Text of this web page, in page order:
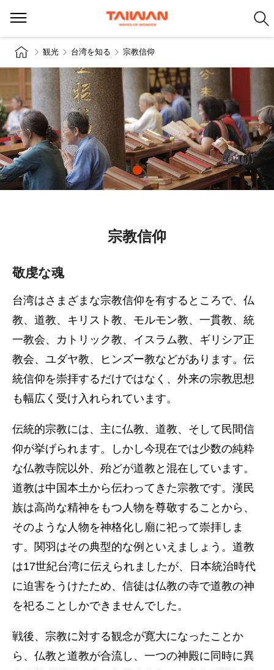
観光 台湾を知る 宗教信仰
宗教信仰
敬虔な魂
台湾はさまざまな宗教信仰を有するところで、仏
教、道教、キリスト教、モルモン教、一貫教、統
一教会、カトリック教、イスラム教、ギリシア正
教会、ユダヤ教、ヒンズー教などがあります。伝
統信仰を崇拝するだけではなく、外来の宗教思想
も幅広く受け入れられています。
伝統的宗教には、主に仏教、道教、そして民間信
仰が挙げられます。しかし今現在では少数の純粋
な仏教寺院以外、殆どが道教と混在しています。
道教は中国本土から伝わってきた宗教です。漢民
族は高尚な精神をもつ人物を尊敬することから、
そのような人物を神格化し廟に祀って崇拝しま
す。関羽はその典型的な例といえましょう。道教
は17世紀台湾に伝えられましたが、日本統治時代
に迫害をうけたため、信徒は仏教の寺で道教の神
を祀ることしかできませんでした。
戦後、宗教に対する観念が寛大になったことか
ら、仏教と道教が合流し、一つの神殿に同時に異